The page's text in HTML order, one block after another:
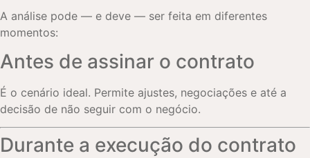
A análise pode — e deve — ser feita em diferentes
momentos:
Antes de assinar o contrato
É o cenário ideal. Permite ajustes, negociações e até a
decisão de não seguir com o negócio.
Durante a execução do contrato